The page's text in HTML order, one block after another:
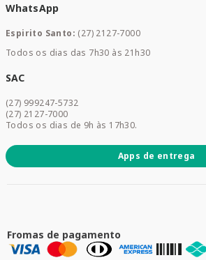
Saúde e Bem-estar
Mamães e Bebê
Dermocosméticos
Promoções
WhatsApp
Espirito Santo: (27) 2127-7000
Todos os dias das 7h30 às 21h30
SAC
(27) 999247-5732
(27) 2127-7000
Todos os dias de 9h às 17h30.
Apps de entrega
Fromas de pagamento